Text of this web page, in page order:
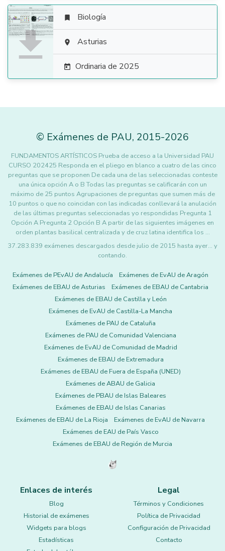

 Biología
 Asturias
 Ordinaria de 2025
© Exámenes de PAU, 2015-2026
FUNDAMENTOS ARTÍSTICOS Prueba de acceso a la Universidad PAU
CURSO 202425 Responda en el pliego en blanco a cuatro de las cinco
preguntas que se proponen De cada una de las seleccionadas conteste
una única opción A o B Todas las preguntas se calificarán con un
máximo de 25 puntos Agrupaciones de preguntas que sumen más de
10 puntos o que no coincidan con las indicadas conllevará la anulación
de las últimas preguntas seleccionadas yo respondidas Pregunta 1
Opción A Pregunta 2 Opción B A partir de las siguientes imágenes en
orden plantas basilical centralizada y de cruz latina identifica los …
37.283.839 exámenes descargados desde julio de 2015 hasta ayer... y
contando.
Exámenes de PEvAU de Andalucía
Exámenes de EvAU de Aragón
Exámenes de EBAU de Asturias
Exámenes de EBAU de Cantabria
Exámenes de EBAU de Castilla y León
Exámenes de EvAU de Castilla-La Mancha
Exámenes de PAU de Cataluña
Exámenes de PAU de Comunidad Valenciana
Exámenes de EvAU de Comunidad de Madrid
Exámenes de EBAU de Extremadura
Exámenes de EBAU de Fuera de España (UNED)
Exámenes de ABAU de Galicia
Exámenes de PBAU de Islas Baleares
Exámenes de EBAU de Islas Canarias
Exámenes de EBAU de La Rioja
Exámenes de EvAU de Navarra
Exámenes de EAU de País Vasco
Exámenes de EBAU de Región de Murcia
Enlaces de interés
Blog
Historial de exámenes
Widgets para blogs
Estadísticas
Legal
Términos y Condiciones
Política de Privacidad
Configuración de Privacidad
Contacto